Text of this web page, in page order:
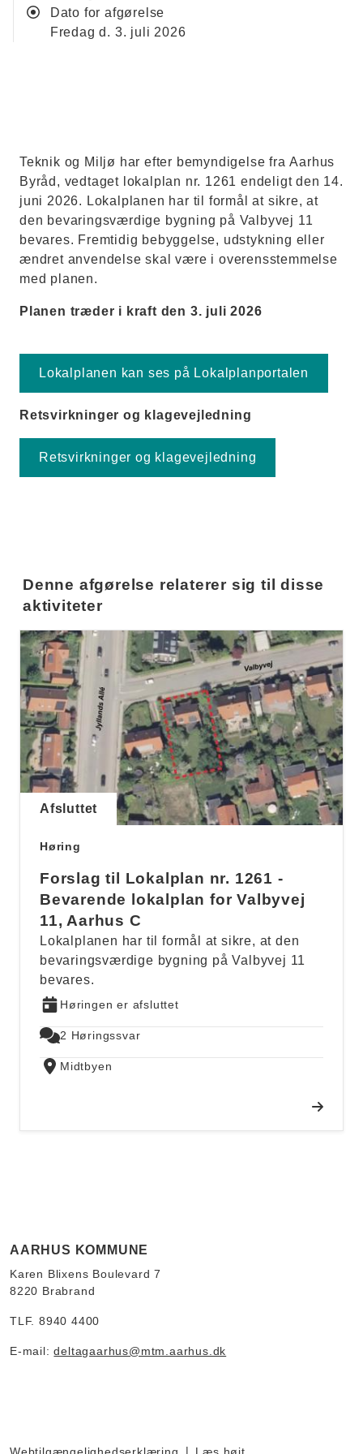
Dato for afgørelse
fredag d. 3. juli 2026
Teknik og Miljø har efter bemyndigelse fra Aarhus
Byråd, vedtaget lokalplan nr. 1261 endeligt den 14.
juni 2026. Lokalplanen har til formål at sikre, at
den bevaringsværdige bygning på Valbyvej 11
bevares. Fremtidig bebyggelse, udstykning eller
ændret anvendelse skal være i overensstemmelse
med planen.
Planen træder i kraft den 3. juli 2026
Lokalplanen kan ses på Lokalplanportalen
Retsvirkninger og klagevejledning
Retsvirkninger og klagevejledning
Denne afgørelse relaterer sig til disse
aktiviteter
Afsluttet
Høring
Forslag til Lokalplan nr. 1261 -
Bevarende lokalplan for Valbyvej
11, Aarhus C
Lokalplanen har til formål at sikre, at den
bevaringsværdige bygning på Valbyvej 11
bevares.
Høringen er afsluttet
2 Høringssvar
Midtbyen
AARHUS KOMMUNE
Karen Blixens Boulevard 7
8220 Brabrand
TLF. 8940 4400
E-mail:deltagaarhus@mtm.aarhus.dk